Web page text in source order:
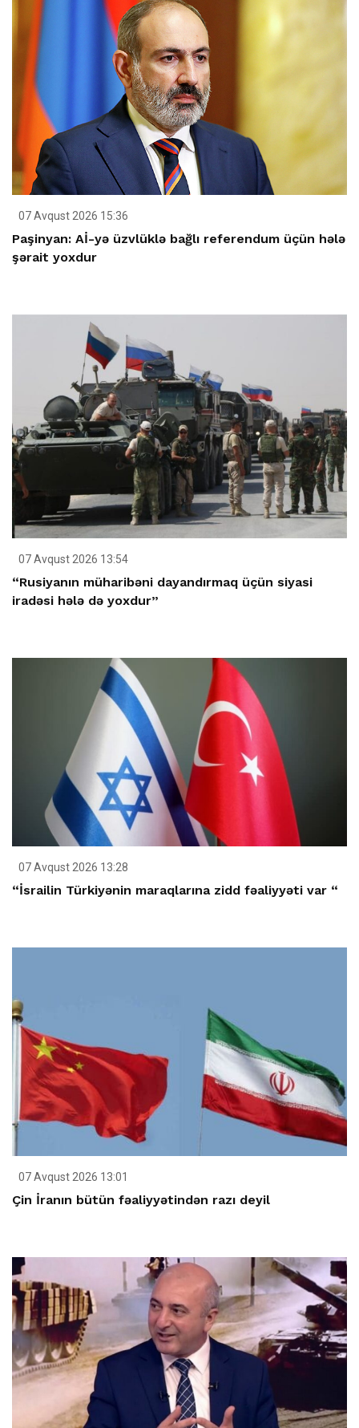
07 Avqust 2026 15:36
Paşinyan: Aİ-yə üzvlüklə bağlı referendum üçün hələ
şərait yoxdur
07 Avqust 2026 13:54
“Rusiyanın müharibəni dayandırmaq üçün siyasi
iradəsi hələ də yoxdur”
07 Avqust 2026 13:28
“İsrailin Türkiyənin maraqlarına zidd fəaliyyəti var “
07 Avqust 2026 13:01
Çin İranın bütün fəaliyyətindən razı deyil